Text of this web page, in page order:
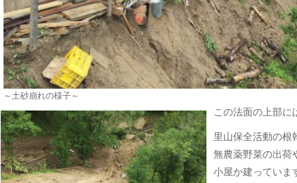
～土砂崩れの様子～
この法面の上部に
里山保全活動の根
無農薬野菜の出荷
小屋か建っていま